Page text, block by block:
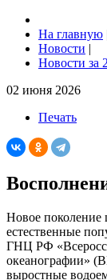
На главную
Новости |
Новости за
02 июня 2026
Печать
Новое поколение
естественные
ГНЦ РФ
океанографии»
выростные